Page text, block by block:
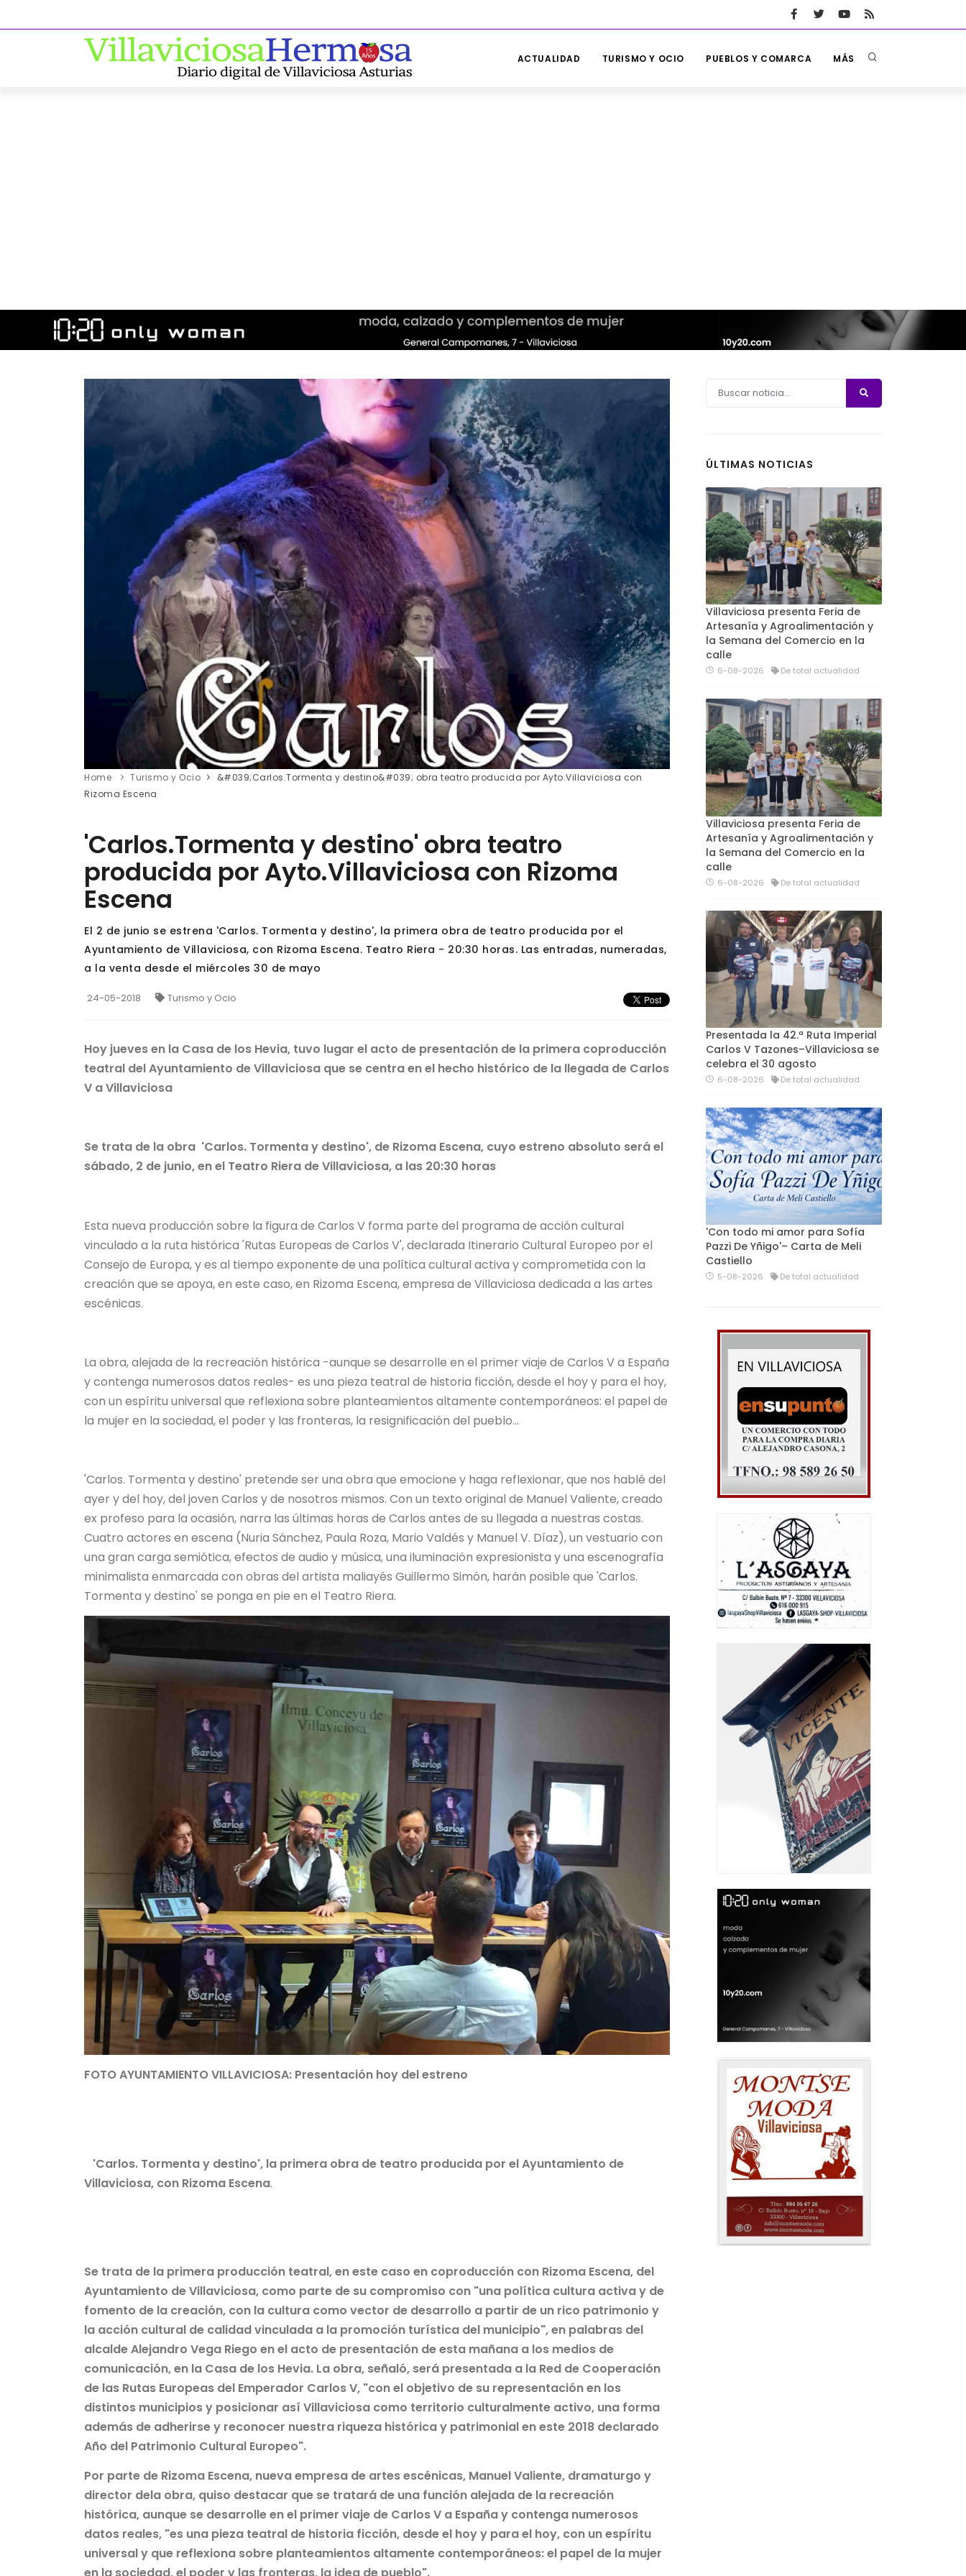
ACTUALIDAD TURISMO Y OCIO PUEBLOS Y COMARCA MÁS
Home Turismo y Ocio
&#039;Carlos.Tormenta y destino&#039; obra teatro producida por Ayto.Villaviciosa con
Rizoma Escena
'Carlos.Tormenta y destino' obra teatro
producida por Ayto.Villaviciosa con Rizoma
Escena
El 2 de junio se estrena 'Carlos. Tormenta y destino', la primera obra de teatro producida por el
Ayuntamiento de Villaviciosa, con Rizoma Escena. Teatro Riera - 20:30 horas. Las entradas, numeradas,
a la venta desde el miércoles 30 de mayo
24-05-2018 Turismo y Ocio
Hoy jueves en la Casa de los Hevia, tuvo lugar el acto de presentación de la primera coproducción
teatral del Ayuntamiento de Villaviciosa que se centra en el hecho histórico de la llegada de Carlos
V a Villaviciosa
Se trata de la obra 'Carlos. Tormenta y destino', de Rizoma Escena, cuyo estreno absoluto será el
sábado, 2 de junio, en el Teatro Riera de Villaviciosa, a las 20:30 horas
Esta nueva producción sobre la figura de Carlos V forma parte del programa de acción cultural
vinculado a la ruta histórica 'Rutas Europeas de Carlos V', declarada Itinerario Cultural Europeo por el
Consejo de Europa, y es al tiempo exponente de una política cultural activa y comprometida con la
creación que se apoya, en este caso, en Rizoma Escena, empresa de Villaviciosa dedicada a las artes
escénicas.
La obra, alejada de la recreación histórica -aunque se desarrolle en el primer viaje de Carlos V a España
y contenga numerosos datos reales- es una pieza teatral de historia ficción, desde el hoy y para el hoy,
con un espíritu universal que reflexiona sobre planteamientos altamente contemporáneos: el papel de
la mujer en la sociedad, el poder y las fronteras, la resignificación del pueblo...
'Carlos. Tormenta y destino' pretende ser una obra que emocione y haga reflexionar, que nos hablé del
ayer y del hoy, del joven Carlos y de nosotros mismos. Con un texto original de Manuel Valiente, creado
ex profeso para la ocasión, narra las últimas horas de Carlos antes de su llegada a nuestras costas.
Cuatro actores en escena (Nuria Sánchez, Paula Roza, Mario Valdés y Manuel V. Díaz), un vestuario con
una gran carga semiótica, efectos de audio y música, una iluminación expresionista y una escenografía
minimalista enmarcada con obras del artista maliayés Guillermo Simón, harán posible que 'Carlos.
Tormenta y destino' se ponga en pie en el Teatro Riera.
FOTO AYUNTAMIENTO VILLAVICIOSA: Presentación hoy del estreno
'Carlos. Tormenta y destino', la primera obra de teatro producida por el Ayuntamiento de
Villaviciosa, con Rizoma Escena.
Se trata de la primera producción teatral, en este caso en coproducción con Rizoma Escena, del
Ayuntamiento de Villaviciosa, como parte de su compromiso con "una política cultura activa y de
fomento de la creación, con la cultura como vector de desarrollo a partir de un rico patrimonio y
la acción cultural de calidad vinculada a la promoción turística del municipio", en palabras del
alcalde Alejandro Vega Riego en el acto de presentación de esta mañana a los medios de
comunicación, en la Casa de los Hevia. La obra, señaló, será presentada a la Red de Cooperación
de las Rutas Europeas del Emperador Carlos V, "con el objetivo de su representación en los
distintos municipios y posicionar así Villaviciosa como territorio culturalmente activo, una forma
además de adherirse y reconocer nuestra riqueza histórica y patrimonial en este 2018 declarado
Año del Patrimonio Cultural Europeo".
Por parte de Rizoma Escena, nueva empresa de artes escénicas, Manuel Valiente, dramaturgo y
director dela obra, quiso destacar que se tratará de una función alejada de la recreación
histórica, aunque se desarrolle en el primer viaje de Carlos V a España y contenga numerosos
datos reales, "es una pieza teatral de historia ficción, desde el hoy y para el hoy, con un espíritu
universal y que reflexiona sobre planteamientos altamente contemporáneos: el papel de la mujer
en la sociedad, el poder y las fronteras, la idea de pueblo".
ÚLTIMAS NOTICIAS
Villaviciosa presenta Feria de
Artesanía y Agroalimentación y
la Semana del Comercio en la
calle
6-08-2026 De total actualidad
Villaviciosa presenta Feria de
Artesanía y Agroalimentación y
la Semana del Comercio en la
calle
6-08-2026 De total actualidad
Presentada la 42.ª Ruta Imperial
Carlos V Tazones–Villaviciosa se
celebra el 30 agosto
6-08-2026 De total actualidad
'Con todo mi amor para Sofía
Pazzi De Yñigo'– Carta de Meli
Castiello
5-08-2026 De total actualidad